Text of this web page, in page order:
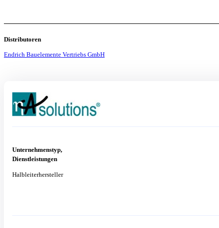
Distributoren
Endrich Bauelemente Vertriebs GmbH
Unternehmenstyp,
Dienstleistungen
Halbleiterhersteller